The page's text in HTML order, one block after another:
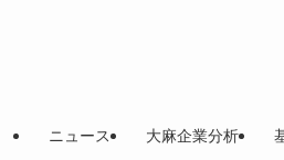
ニュース 大麻企業分析